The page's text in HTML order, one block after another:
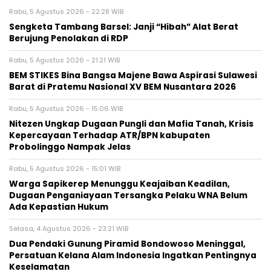
Rabu, 5 Agustus 2026 - 22:28 WIB
Sengketa Tambang Barsel: Janji “Hibah” Alat Berat
Berujung Penolakan di RDP
Rabu, 5 Agustus 2026 - 21:21 WIB
BEM STIKES Bina Bangsa Majene Bawa Aspirasi Sulawesi
Barat di Pratemu Nasional XV BEM Nusantara 2026
Rabu, 5 Agustus 2026 - 15:06 WIB
Nitezen Ungkap Dugaan Pungli dan Mafia Tanah, Krisis
Kepercayaan Terhadap ATR/BPN kabupaten
Probolinggo Nampak Jelas
Rabu, 5 Agustus 2026 - 15:01 WIB
Warga Sapikerep Menunggu Keajaiban Keadilan,
Dugaan Penganiayaan Tersangka Pelaku WNA Belum
Ada Kepastian Hukum
Selasa, 4 Agustus 2026 - 23:21 WIB
Dua Pendaki Gunung Piramid Bondowoso Meninggal,
Persatuan Kelana Alam Indonesia Ingatkan Pentingnya
Keselamatan